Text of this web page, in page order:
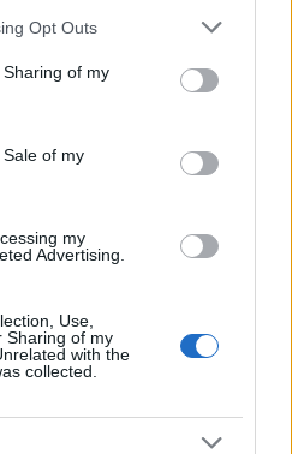
Opt Outs
of my
of my
my
Advertising.
Use,
Sharing of my
with the
collected.
Per quanto si parli
povero o del PoC ricco. Il
è sempre prioritario
Ora qualcuno penserà
una estremista stramba e
cercando di screditare
sinistra Woke)
caso limite (fringe) non
signora Guenther sarà
professore alla University
e benefit probabilmente
annui.